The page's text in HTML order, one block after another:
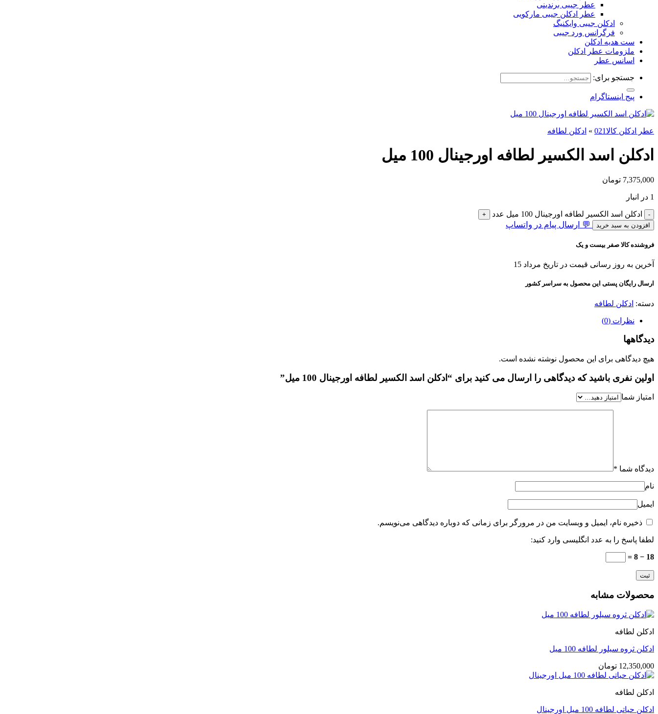
عطر جیبی برندینی
عطر ادکلن جیبی مارکویی
ادکلن جیبی وایکنیگ
فرگرانس ورد جیبی
ست هدیه ادکلن
ملزومات عطر ادکلن
اسانس عطر
جستجو برای:
پیج اینستاگرام
عطر ادکلن کالا021 » ادکلن لطافه
ادکلن اسد الکسیر لطافه اورجينال 100 میل
7,375,000 تومان
1 در انبار
ادکلن اسد الکسیر لطافه اورجينال 100 میل عدد
افزودن به سبد خرید 💬 ارسال پیام در واتساپ
فروشنده کالا صفر بیست و یک
آخرین به روز رسانی قیمت در تاریخ مرداد 15
ارسال رایگان پستی این محصول به سراسر کشور
دسته: ادکلن لطافه
نظرات (0)
دیدگاهها
هیچ دیدگاهی برای این محصول نوشته نشده است.
اولین نفری باشید که دیدگاهی را ارسال می کنید برای “ادکلن اسد الکسیر لطافه اورجينال 100 میل”
امتیاز شما
دیدگاه شما *
نام
ایمیل
ذخیره نام، ایمیل و وبسایت من در مرورگر برای زمانی که دوباره دیدگاهی می‌نویسم.
لطفا پاسخ را به عدد انگلیسی وارد کنید:
18 − 8 =
محصولات مشابه
ادکلن لطافه
ادکلن ثروه سیلور لطافه 100 میل
12,350,000 تومان
ادکلن لطافه
ادکلن حیاتی لطافه 100 میل اورجینال